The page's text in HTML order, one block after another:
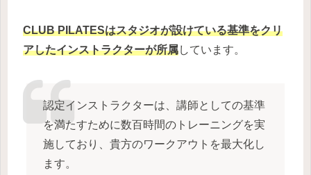
CLUB PILATESはスタジオが設けている基準をクリ
アしたインストラクターが所属しています。
認定インストラクターは、講師としての基準
を満たすために数百時間のトレーニングを実
施しており、貴方のワークアウトを最大化し
ます。